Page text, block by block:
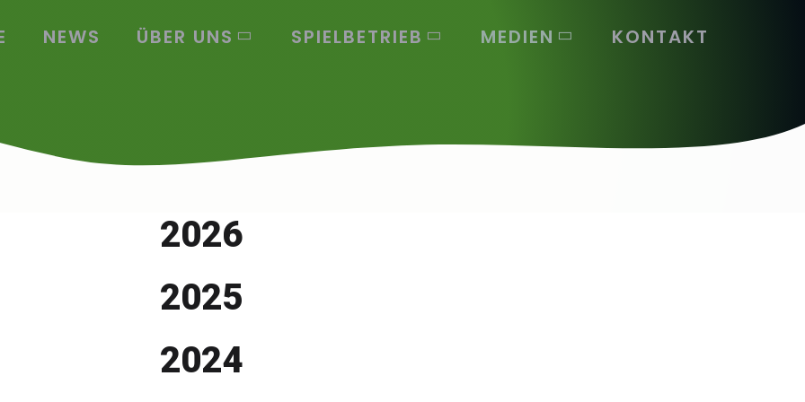
NEWS ÜBER UNS SPIELBETRIEB MEDIEN KONTAKT
2026
2025
2024